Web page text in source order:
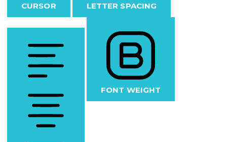
CURSOR LETTER SPACING
FONT WEIGHT